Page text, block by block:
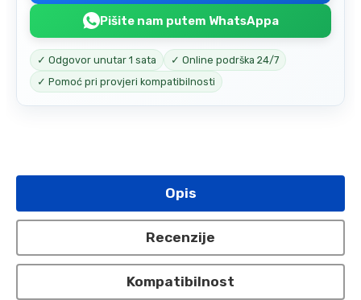
Pišite nam putem WhatsAppa
✓ Odgovor unutar 1 sata
✓ Online podrška 24/7
✓ Pomoć pri provjeri kompatibilnosti
Opis
Recenzije
Kompatibilnost